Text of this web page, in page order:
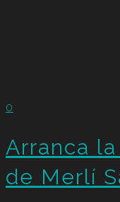
0
Arranca
de Merlí